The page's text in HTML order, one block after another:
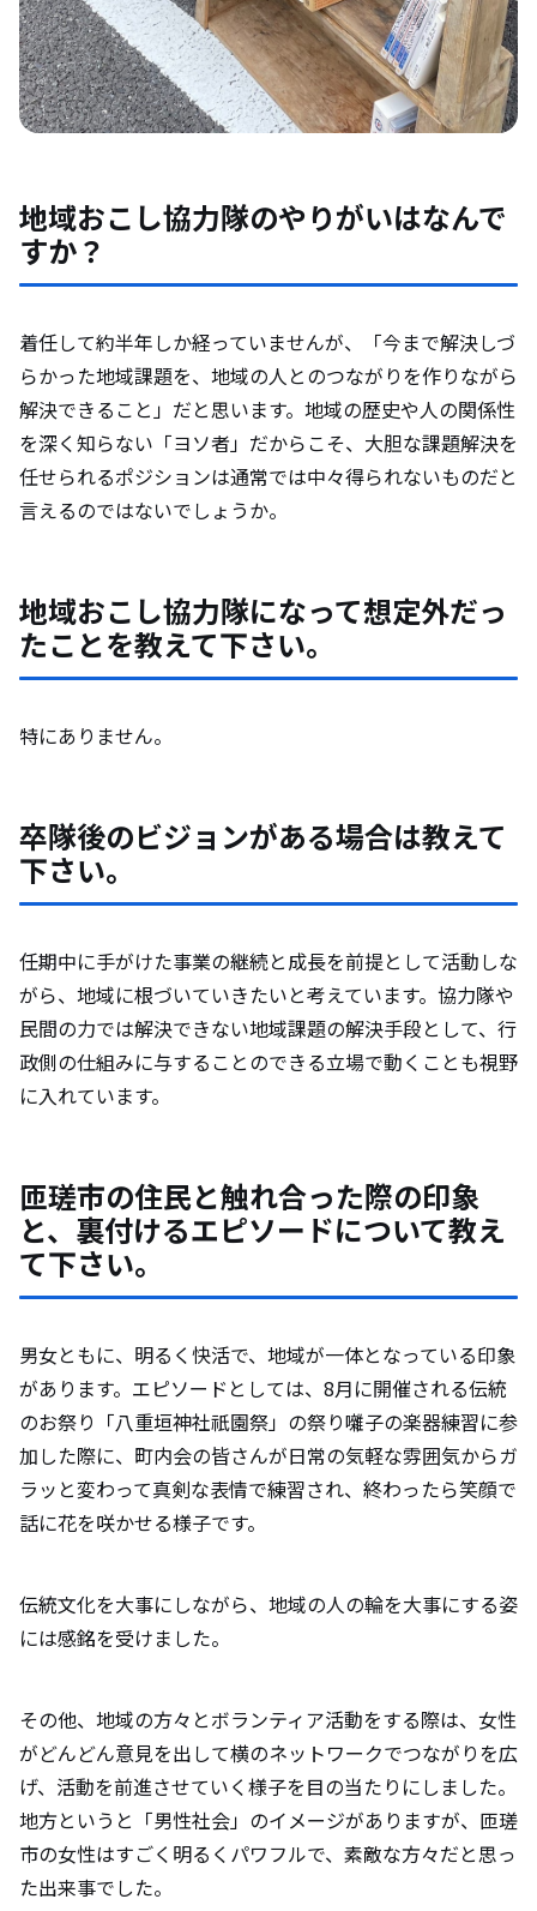
地域おこし協力隊のやりがいはなんで
すか？
着任して約半年しか経っていませんが、「今まで解決しづ
らかった地域課題を、地域の人とのつながりを作りながら
解決できること」だと思います。地域の歴史や人の関係性
を深く知らない「ヨソ者」だからこそ、大胆な課題解決を
任せられるポジションは通常では中々得られないものだと
言えるのではないでしょうか。
地域おこし協力隊になって想定外だっ
たことを教えて下さい。
特にありません。
卒隊後のビジョンがある場合は教えて
下さい。
任期中に手がけた事業の継続と成長を前提として活動しな
がら、地域に根づいていきたいと考えています。協力隊や
民間の力では解決できない地域課題の解決手段として、行
政側の仕組みに与することのできる立場で動くことも視野
に入れています。
匝瑳市の住民と触れ合った際の印象
と、裏付けるエピソードについて教え
て下さい。
男女ともに、明るく快活で、地域が一体となっている印象
があります。エピソードとしては、8月に開催される伝統
のお祭り「八重垣神社祇園祭」の祭り囃子の楽器練習に参
加した際に、町内会の皆さんが日常の気軽な雰囲気からガ
ラッと変わって真剣な表情で練習され、終わったら笑顔で
話に花を咲かせる様子です。
伝統文化を大事にしながら、地域の人の輪を大事にする姿
には感銘を受けました。
その他、地域の方々とボランティア活動をする際は、女性
がどんどん意見を出して横のネットワークでつながりを広
げ、活動を前進させていく様子を目の当たりにしました。
地方というと「男性社会」のイメージがありますが、匝瑳
市の女性はすごく明るくパワフルで、素敵な方々だと思っ
た出来事でした。